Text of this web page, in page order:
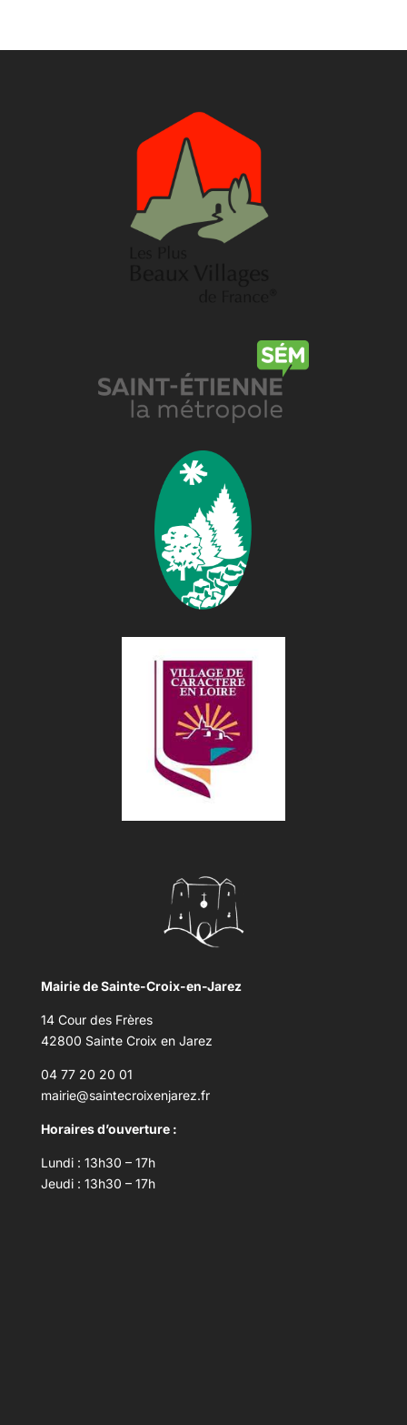
Mairie de Sainte-Croix-en-Jarez
14 Cour des Frères
42800 Sainte Croix en Jarez
04 77 20 20 01
mairie@saintecroixenjarez.fr
Horaires d’ouverture :
Lundi : 13h30 – 17h
Jeudi : 13h30 – 17h